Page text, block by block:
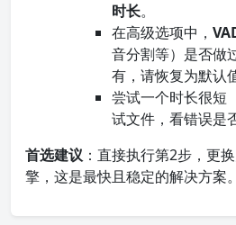
时长。
在高级选项中，
音分割等）是否做
有，请恢复为默认值
尝试一个时长很短
试文件，看错误是
首选建议 ：直接执行第2步，更
擎，这是最快且稳定的解决方案。